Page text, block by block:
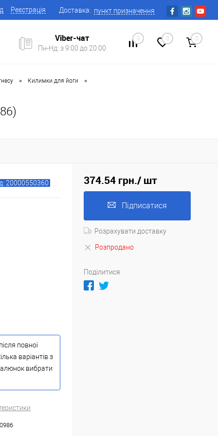
Реєстрація Доставка: пункт призначення
Viber-чат
Пн-Нд: з 9:00 до 20:00
0 0 0
• Килимки для йоги •
20000550360
повної
варіантів з
вибрати
374.54 грн./ шт
Підписатися
Розрахувати доставку
Розпродано
Поділитися